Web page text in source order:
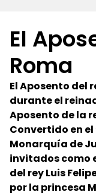
El
Roma
El Aposento del
durante el
Aposento de la
Convertido en
Monarquía de
invitados como
del rey Luis
por la princesa